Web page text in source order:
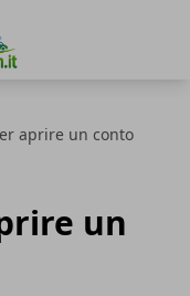
aprire un conto
un